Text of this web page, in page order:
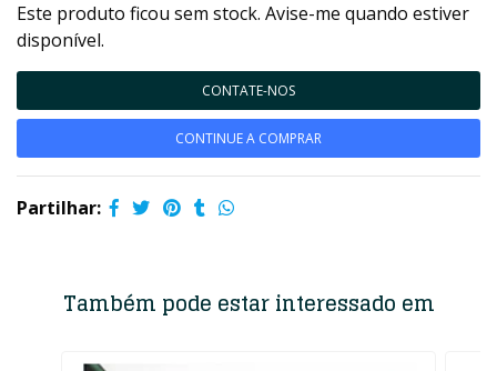
Este produto ficou sem stock. Avise-me quando estiver
disponível.
CONTATE-NOS
CONTINUE A COMPRAR
Partilhar:
Também pode estar interessado em